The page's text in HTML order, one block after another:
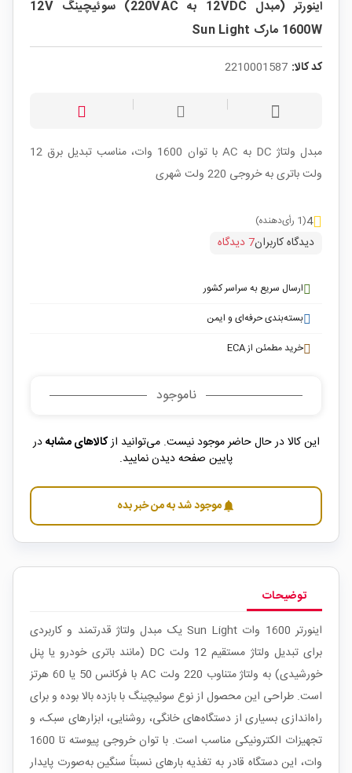
اینورتر (مبدل 12VDC به 220VAC) سوئیچینگ 12V
1600W مارک Sun Light
کد کالا: 2210001587
مبدل ولتاژ DC به AC با توان 1600 وات، مناسب تبدیل برق 12
ولت باتری به خروجی 220 ولت شهری
4(1 رأی‌دهنده)
دیدگاه کاربران7 دیدگاه
ارسال سریع به سراسر کشور
بسته‌بندی حرفه‌ای و ایمن
خرید مطمئن از ECA
ناموجود
این کالا در حال حاضر موجود نیست. می‌توانید ازکالاهای مشابهدر
پایین صفحه دیدن نمایید.
notificationsموجود شد به من خبر بده
توضیحات
اینورتر 1600 وات Sun Light یک مبدل ولتاژ قدرتمند و کاربردی
برای تبدیل ولتاژ مستقیم 12 ولت DC (مانند باتری خودرو یا پنل
خورشیدی) به ولتاژ متناوب 220 ولت AC با فرکانس 50 یا 60 هرتز
است. طراحی این محصول از نوع سوئیچینگ با بازده بالا بوده و برای
راه‌اندازی بسیاری از دستگاه‌های خانگی، روشنایی، ابزارهای سبک، و
تجهیزات الکترونیکی مناسب است. با توان خروجی پیوسته تا 1600
وات، این دستگاه قادر به تغذیه بارهای نسبتاً سنگین به‌صورت پایدار